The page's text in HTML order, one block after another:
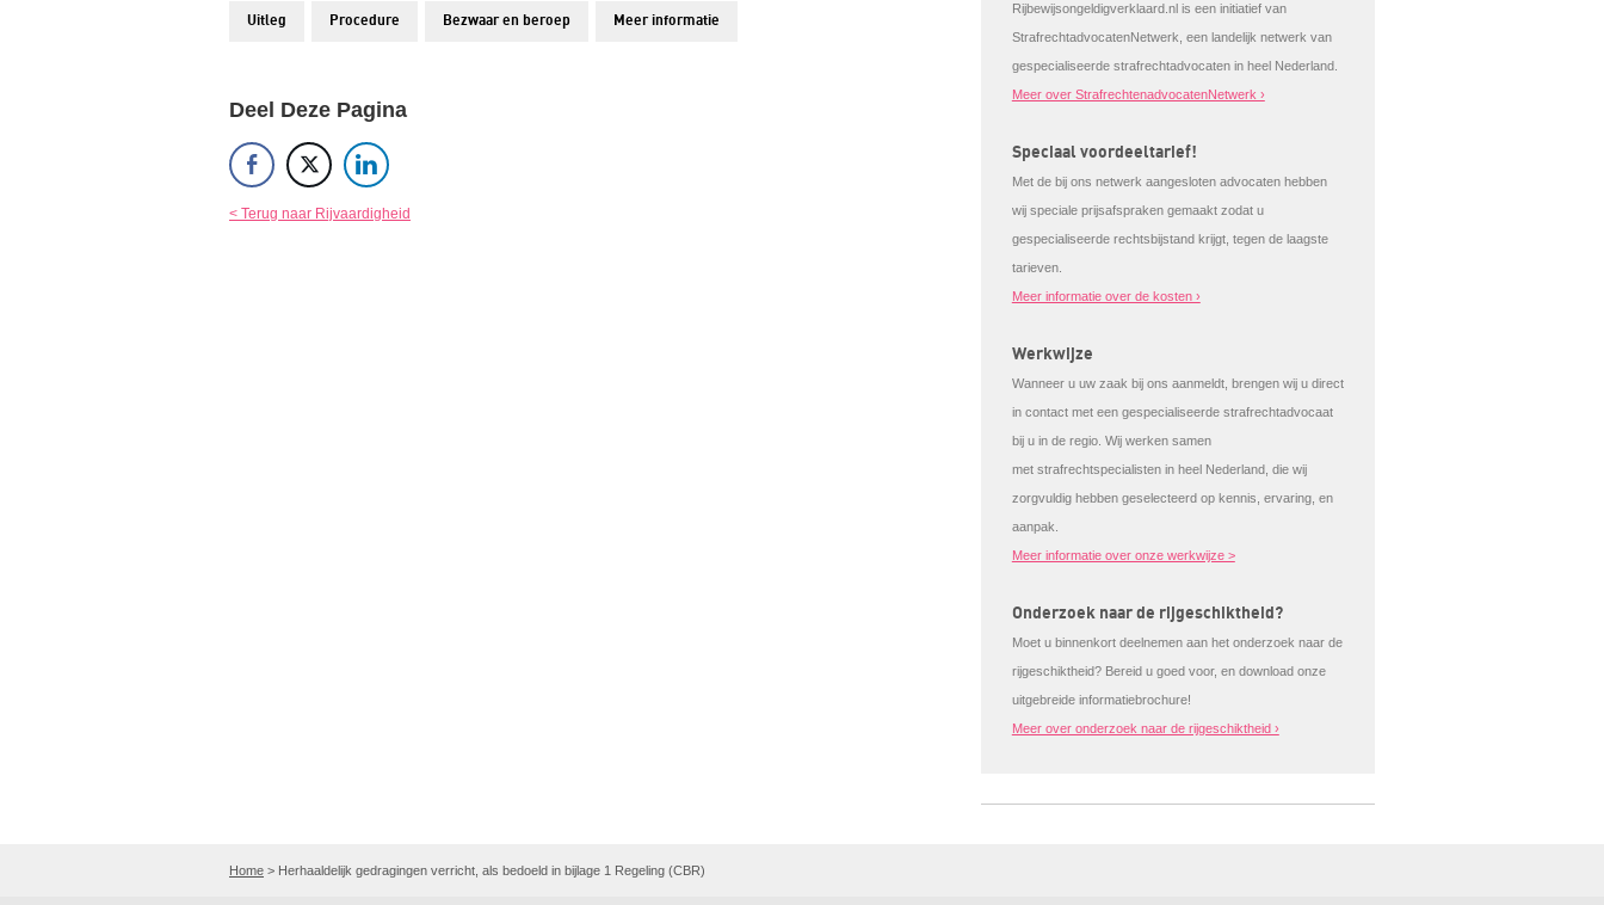
Uitleg Procedure Bezwaar en beroep Meer informatie
Deel Deze Pagina
< Terug naar Rijvaardigheid
Rijbewijsongeldigverklaard.nl is een initiatief van
StrafrechtadvocatenNetwerk, een landelijk netwerk van
gespecialiseerde strafrechtadvocaten in heel Nederland.
Meer over StrafrechtenadvocatenNetwerk ›
Speciaal voordeeltarief!
Met de bij ons netwerk aangesloten advocaten hebben
wij speciale prijsafspraken gemaakt zodat u
gespecialiseerde rechtsbijstand krijgt, tegen de laagste
tarieven.
Meer informatie over de kosten ›
Werkwijze
Wanneer u uw zaak bij ons aanmeldt, brengen wij u direct
in contact met een gespecialiseerde strafrechtadvocaat
bij u in de regio. Wij werken samen
met strafrechtspecialisten in heel Nederland, die wij
zorgvuldig hebben geselecteerd op kennis, ervaring, en
aanpak.
Meer informatie over onze werkwijze >
Onderzoek naar de rijgeschiktheid?
Moet u binnenkort deelnemen aan het onderzoek naar de
rijgeschiktheid? Bereid u goed voor, en download onze
uitgebreide informatiebrochure!
Meer over onderzoek naar de rijgeschiktheid ›
Home > Herhaaldelijk gedragingen verricht, als bedoeld in bijlage 1 Regeling (CBR)